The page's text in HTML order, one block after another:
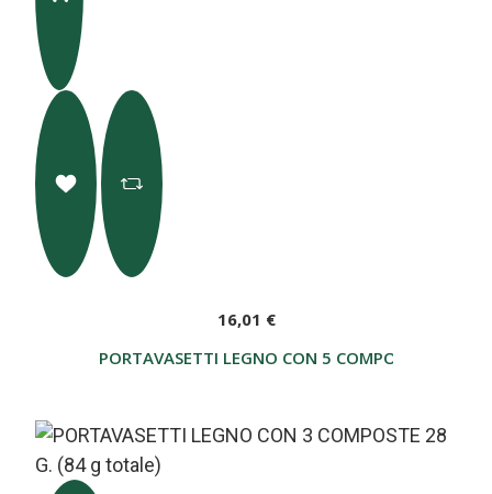
PORTAVASETTI LEGNO CON 5 COMPOSTE 28 G.
16,01 €